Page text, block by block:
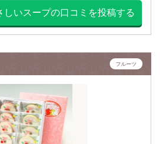
しいスープの口コミを投稿する
フルーツ